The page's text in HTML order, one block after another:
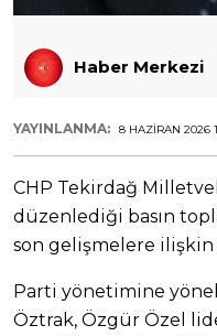
Haber Merkezi
YAYINLANMA: 8 HAZIRAN 2026
CHP Tekirdağ
düzenlediği basın
son gelişmelere
Parti yönetimine
Öztrak, Özgür Özel